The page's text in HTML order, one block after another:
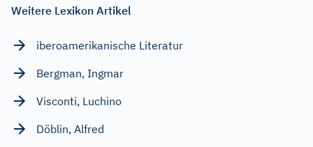
Weitere Lexikon Artikel
iberoamerikanische Literatur
Bergman, Ingmar
Visconti, Luchino
Döblin, Alfred